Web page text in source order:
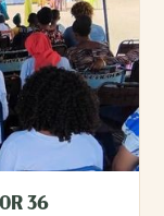
36